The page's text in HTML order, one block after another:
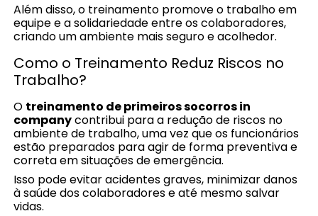
Além disso, o treinamento promove o trabalho em
equipe e a solidariedade entre os colaboradores,
criando um ambiente mais seguro e acolhedor.
Como o Treinamento Reduz Riscos no
Trabalho?
O treinamento de primeiros socorros in
companycontribui para a redução de riscos no
ambiente de trabalho, uma vez que os funcionários
estão preparados para agir de forma preventiva e
correta em situações de emergência.
Isso pode evitar acidentes graves, minimizar danos
à saúde dos colaboradores e até mesmo salvar
vidas.